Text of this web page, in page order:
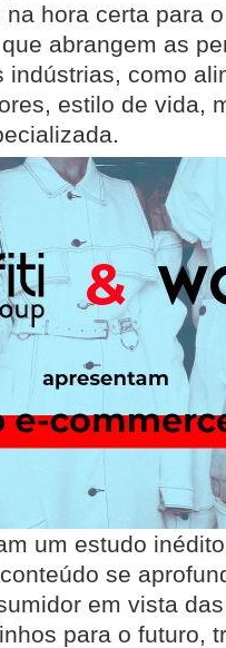
hora certa para
abrangem as
indústrias, como
estilo de vida,
um estudo
se
em vista
para o futuro,